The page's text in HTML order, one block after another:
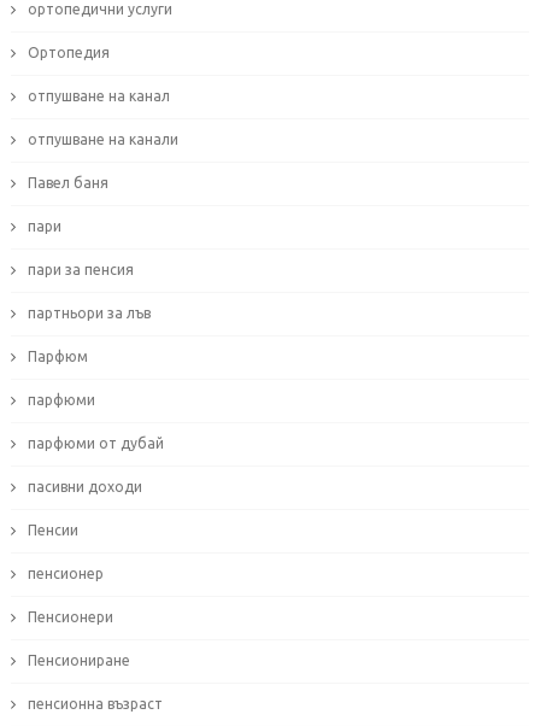
ортопедични услуги
Ортопедия
отпушване на канал
отпушване на канали
Павел баня
пари
пари за пенсия
партньори за лъв
Парфюм
парфюми
парфюми от дубай
пасивни доходи
Пенсии
пенсионер
Пенсионери
Пенсиониране
пенсионна възраст